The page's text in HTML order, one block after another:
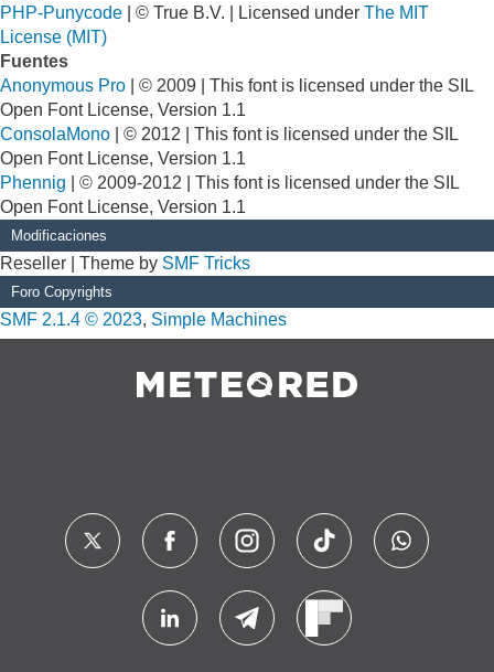
PHP-Punycode | © True B.V. | Licensed under The MIT
License (MIT)
Fuentes
Anonymous Pro | © 2009 | This font is licensed under the SIL
Open Font License, Version 1.1
ConsolaMono | © 2012 | This font is licensed under the SIL
Open Font License, Version 1.1
Phennig | © 2009-2012 | This font is licensed under the SIL
Open Font License, Version 1.1
Modificaciones
Reseller | Theme by SMF Tricks
Foro Copyrights
SMF 2.1.4 © 2023, Simple Machines